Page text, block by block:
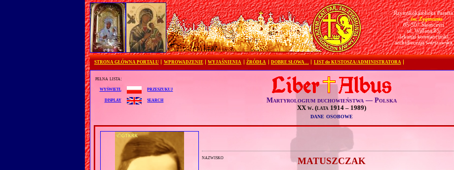
Rzymskokatolicka Parafia
pw.św. Zygmunta
05-507 Słomczyn
ul. Wiślana 85
dekanat konstanciński
archidiecezja warszawska
STRONA GŁÓWNA PORTALU WPROWADZENIE WYJAŚNIENIA ŹRÓDŁA DOBRE SŁOWA… LIST do KUSTOSZA/ADMINISTRATORA
pełna lista:
wyświetl
przeszukuj
display
search Martyrologium duchowieństwa — Polska
XX w. (lata 1914 – 1989)
dane osobowe
nazwisko MATUSZCZAK